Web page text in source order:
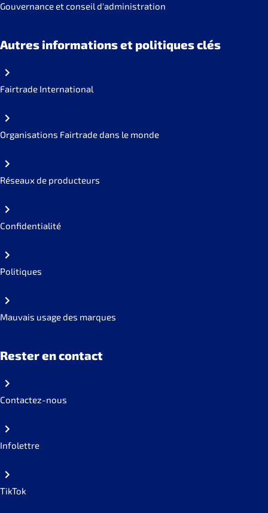
Gouvernance et conseil d'administration
Autres informations et politiques clés
Fairtrade International
Organisations Fairtrade dans le monde
Réseaux de producteurs
Confidentialité
Politiques
Mauvais usage des marques
Rester en contact
Contactez-nous
Infolettre
TikTok